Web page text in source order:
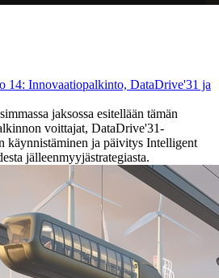
14: Innovaatiopalkinto, DataDrive'31 ja
jaksossa esitellään tämän
voittajat, DataDrive'31-
käynnistäminen ja päivitys Intelligent
jälleenmyyjästrategiasta.